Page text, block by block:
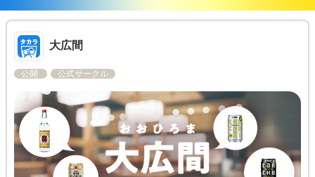
大広間
公開 公式サークル